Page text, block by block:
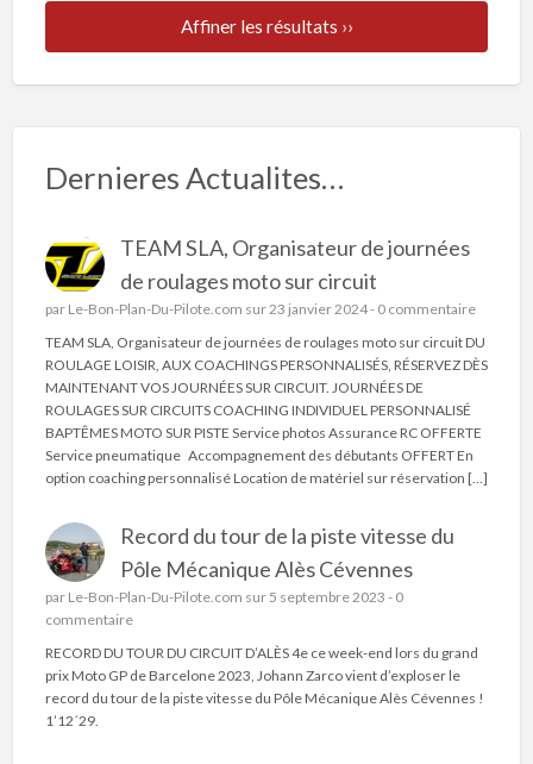
Affiner les résultats ››
Dernieres Actualites…
TEAM SLA, Organisateur de journées
de roulages moto sur circuit
par Le-Bon-Plan-Du-Pilote.com sur 23 janvier 2024 - 0 commentaire
TEAM SLA, Organisateur de journées de roulages moto sur circuit DU
ROULAGE LOISIR, AUX COACHINGS PERSONNALISÉS, RÉSERVEZ DÈS
MAINTENANT VOS JOURNÉES SUR CIRCUIT. JOURNÉES DE
ROULAGES SUR CIRCUITS COACHING INDIVIDUEL PERSONNALISÉ
BAPTÊMES MOTO SUR PISTE Service photos Assurance RC OFFERTE
Service pneumatique Accompagnement des débutants OFFERT En
option coaching personnalisé Location de matériel sur réservation […]
Record du tour de la piste vitesse du
Pôle Mécanique Alès Cévennes
par Le-Bon-Plan-Du-Pilote.com sur 5 septembre 2023 - 0
commentaire
RECORD DU TOUR DU CIRCUIT D’ALÈS 4e ce week-end lors du grand
prix Moto GP de Barcelone 2023, Johann Zarco vient d’exploser le
record du tour de la piste vitesse du Pôle Mécanique Alès Cévennes !
1’12´29.